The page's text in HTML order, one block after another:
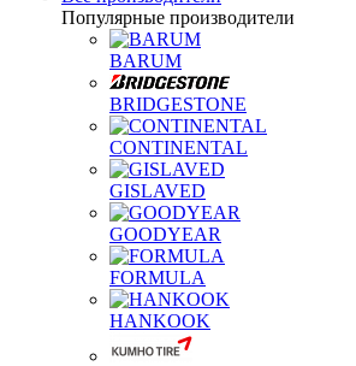
Популярные производители
BARUM
BRIDGESTONE
CONTINENTAL
GISLAVED
GOODYEAR
FORMULA
HANKOOK